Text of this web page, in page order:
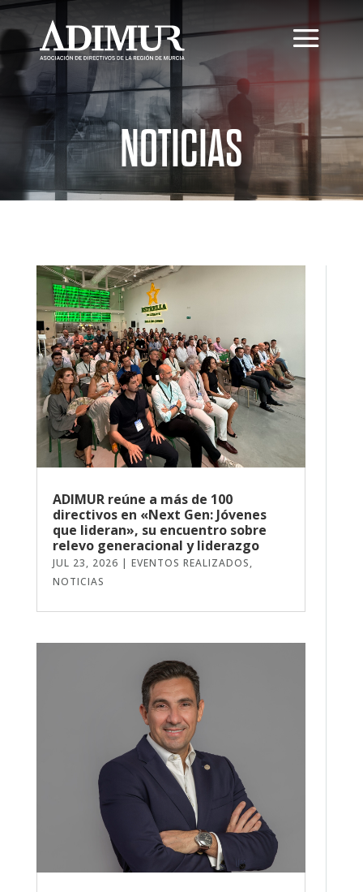
NOTICIAS
ADIMUR reúne a más de 100
directivos en «Next Gen: Jóvenes
que lideran», su encuentro sobre
relevo generacional y liderazgo
JUL 23, 2026 | EVENTOS REALIZADOS,
NOTICIAS